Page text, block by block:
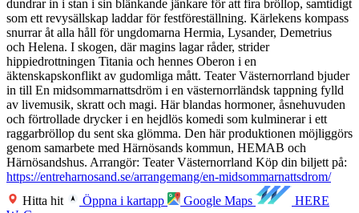
dundrar in i stan i sin blänkande jänkare för att fira bröllop, samtidigt
som ett revysällskap laddar för festföreställning. Kärlekens kompass
snurrar åt alla håll för ungdomarna Hermia, Lysander, Demetrius
och Helena. I skogen, där magins lagar råder, strider
hippiedrottningen Titania och hennes Oberon i en
äktenskapskonflikt av gudomliga mått. Teater Västernorrland bjuder
in till En midsommarnattsdröm i en västernorrländsk tappning fylld
av livemusik, skratt och magi. Här blandas hormoner, åsnehuvuden
och förtrollade drycker i en hejdlös komedi som kulminerar i ett
raggarbröllop du sent ska glömma. Den här produktionen möjliggörs
genom samarbete med Härnösands kommun, HEMAB och
Härnösandshus. Arrangör: Teater Västernorrland Köp din biljett på:
https://entreharnosand.se/arrangemang/en-midsommarnattsdrom/
Hitta hit
Öppna i kartapp Google Maps
HERE